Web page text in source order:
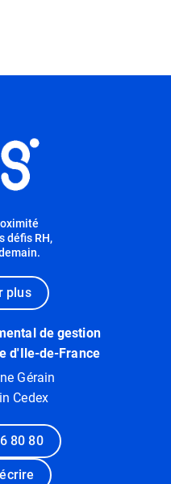
défis RH,
plus
de gestion
d'Ile-de-France
Gérain
Cedex
80 80